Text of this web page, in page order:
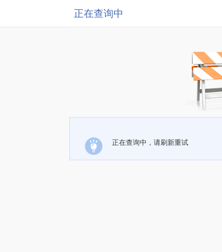
正在查询中
正在查询中，请刷新重试